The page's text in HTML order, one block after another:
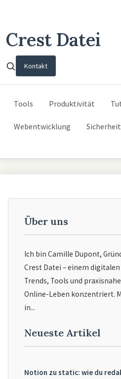
Crest Datei
Kontakt
Tools Produktivität
Webentwicklung Sicherheit
Über uns
Ich bin Camille Dupont,
Crest Datei – einem
Trends, Tools und
Online-Leben konzentriert.
in...
Neueste Artikel
Notion zu static: wie du